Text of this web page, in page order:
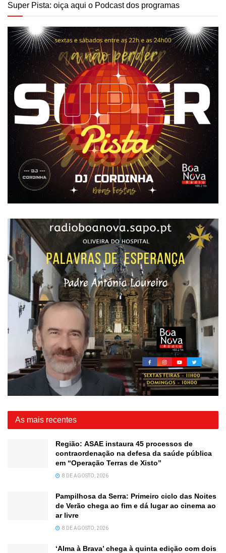
Super Pista: oiça aqui o Podcast dos programas
As mais recentes
Região: ASAE instaura 45 processos de
contraordenação na defesa da saúde pública
em “Operação Terras de Xisto”
8 DE AGOSTO, 2026
Pampilhosa da Serra: Primeiro ciclo das Noites
de Verão chega ao fim e dá lugar ao cinema ao
ar livre
8 DE AGOSTO, 2026
‘Alma à Brava’ chega à quinta edição com dois